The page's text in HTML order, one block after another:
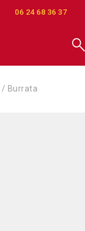
06 24 68 36 37
/ Burrata